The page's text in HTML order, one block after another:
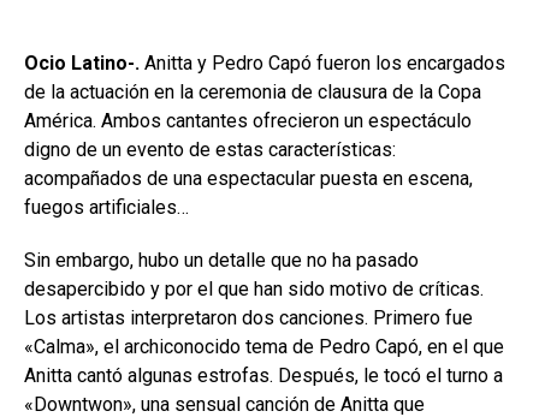
Ocio Latino-. Anitta y Pedro Capó fueron los encargados
de la actuación en la ceremonia de clausura de la Copa
América. Ambos cantantes ofrecieron un espectáculo
digno de un evento de estas características:
acompañados de una espectacular puesta en escena,
fuegos artificiales…
Sin embargo, hubo un detalle que no ha pasado
desapercibido y por el que han sido motivo de críticas.
Los artistas interpretaron dos canciones. Primero fue
«Calma», el archiconocido tema de Pedro Capó, en el que
Anitta cantó algunas estrofas. Después, le tocó el turno a
«Downtwon», una sensual canción de Anitta que